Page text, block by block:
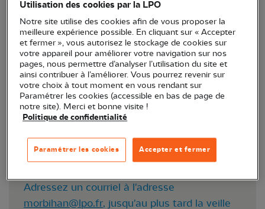
Lieu : Quiberon (56)
Horaire : 9h30
Durée : Environ 3h
Réservation :Oui
Prix :Gratuit
Accessibilité Handicapés :
Accessibilité sourds et malentendants : Non
Aveugles et malvoyants :
Personnes en situation de handicap mental :
Non
Adressez un courriel à l'adresse
morbihan@lpo.fr, jusqu'au plus tard la veille
Utilisation des cookies par la LPO
Notre site utilise des cookies afin de vous proposer la
meilleure expérience possible. En cliquant sur « Accepter
et fermer », vous autorisez le stockage de cookies sur
votre appareil pour améliorer votre navigation sur nos
pages, nous permettre d’analyser l’utilisation du site et
ainsi contribuer à l’améliorer. Vous pourrez revenir sur
votre choix à tout moment en vous rendant sur
Paramétrer les cookies (accessible en bas de page de
notre site). Merci et bonne visite !
Politique de confidentialité
Accepter et fermer
Paramétrer les cookies